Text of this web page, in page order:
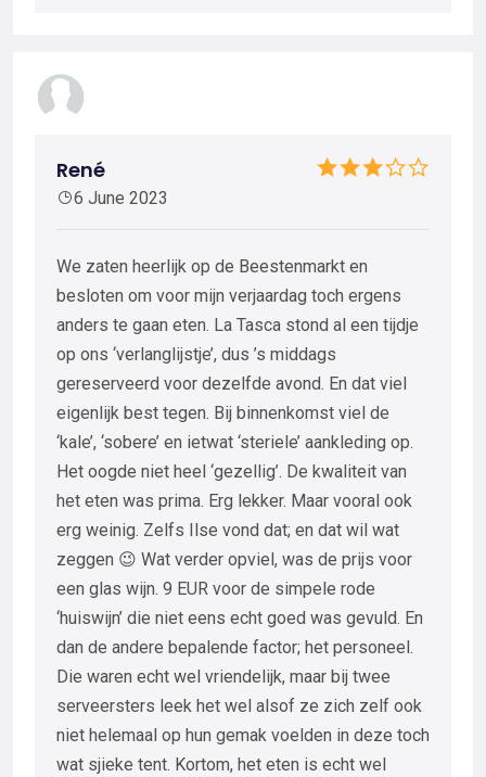
René
6 June 2023
We zaten heerlijk op de Beestenmarkt en
besloten om voor mijn verjaardag toch ergens
anders te gaan eten. La Tasca stond al een tijdje
op ons ‘verlanglijstje’, dus ’s middags
gereserveerd voor dezelfde avond. En dat viel
eigenlijk best tegen. Bij binnenkomst viel de
‘kale’, ‘sobere’ en ietwat ‘steriele’ aankleding op.
Het oogde niet heel ‘gezellig’. De kwaliteit van
het eten was prima. Erg lekker. Maar vooral ook
erg weinig. Zelfs Ilse vond dat; en dat wil wat
zeggen 😉 Wat verder opviel, was de prijs voor
een glas wijn. 9 EUR voor de simpele rode
‘huiswijn’ die niet eens echt goed was gevuld. En
dan de andere bepalende factor; het personeel.
Die waren echt wel vriendelijk, maar bij twee
serveersters leek het wel alsof ze zich zelf ook
niet helemaal op hun gemak voelden in deze toch
wat sjieke tent. Kortom, het eten is echt wel